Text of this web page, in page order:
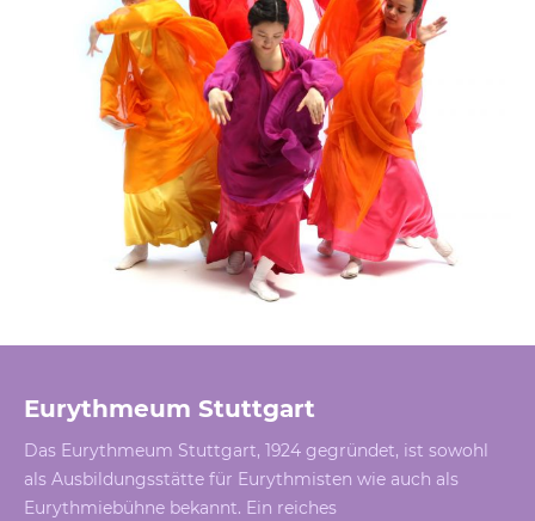
Eurythmeum Stuttgart
Das Eurythmeum Stuttgart, 1924 gegründet, ist sowohl
als Ausbildungsstätte für Eurythmisten wie auch als
Eurythmiebühne bekannt. Ein reiches